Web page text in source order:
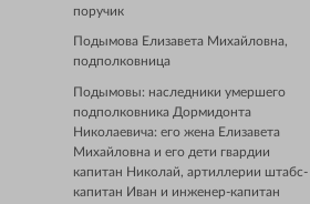
поручик
Подымова Елизавета Михайловна,
подполковница
Подымовы: наследники умершего
подполковника Дормидонта
Николаевича: его жена Елизавета
Михайловна и его дети гвардии
капитан Николай, артиллерии штабс-
капитан Иван и инженер-капитан